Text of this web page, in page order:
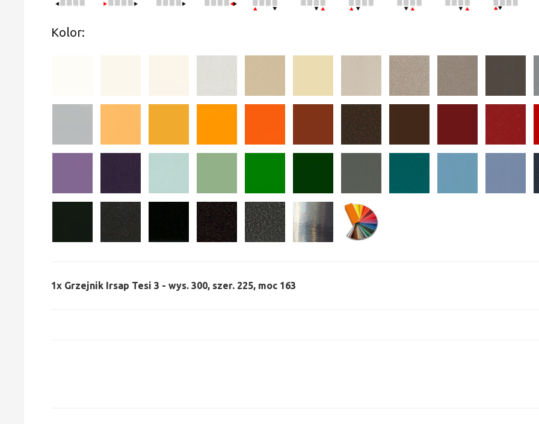
Kolor:
1x Grzejnik Irsap Tesi 3 - wys. 300, szer. 225, moc 163